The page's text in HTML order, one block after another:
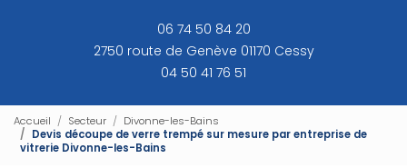
06 74 50 84 20
2750 route de Genève 01170 Cessy
04 50 41 76 51
Accueil Secteur
Divonne-les-Bains
Devis découpe de verre trempé sur mesure par entreprise de
vitrerie Divonne-les-Bains